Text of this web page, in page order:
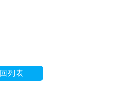
回列表